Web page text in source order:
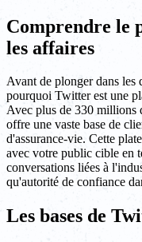
Comprendre le
les affaires
Avant de plonger dans les
pourquoi Twitter est une
Avec plus de 330 millions
offre une vaste base de
d'assurance-vie. Cette
avec votre public cible en
conversations liées à
qu'autorité de confiance
Les bases de